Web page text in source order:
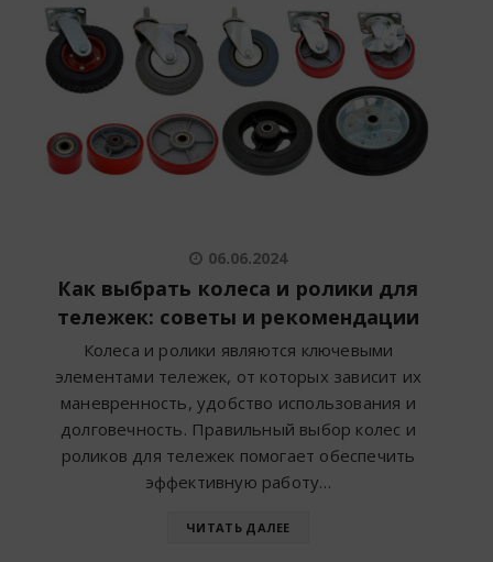
06.06.2024
Как выбрать колеса и ролики для
тележек: советы и рекомендации
Колеса и ролики являются ключевыми
элементами тележек, от которых зависит их
маневренность, удобство использования и
долговечность. Правильный выбор колес и
роликов для тележек помогает обеспечить
эффективную работу…
ЧИТАТЬ ДАЛЕЕ